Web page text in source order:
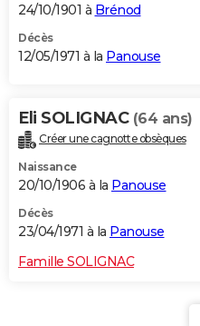
24/10/1901 à Brénod
Décès
12/05/1971 à la Panouse
Eli SOLIGNAC (64 ans)
Créer une cagnotte obsèques
Naissance
20/10/1906 à la Panouse
Décès
23/04/1971 à la Panouse
Famille SOLIGNAC